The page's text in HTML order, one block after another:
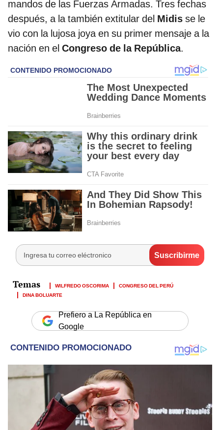
mandos de las Fuerzas Armadas. Tres fechas
después, a la también extitular del Midis se le
vio con la lujosa joya en su primer mensaje a la
nación en el Congreso de la República.
WILFREDO OSCORIMA
CONGRESO DEL PERÚ
DINA BOLUARTE
Prefiero a La República en
Google